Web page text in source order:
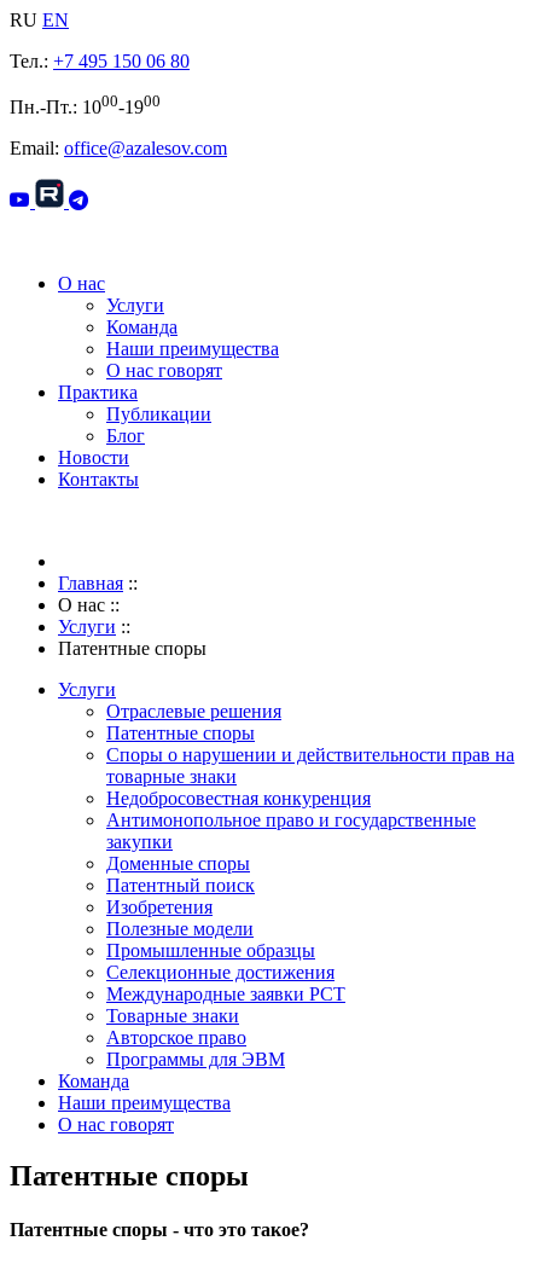
RU EN
Тел.: +7 495 150 06 80
Пн.-Пт.: 1000-1900
Email: office@azalesov.com
О нас
Услуги
Команда
Наши преимущества
О нас говорят
Практика
Публикации
Блог
Новости
Контакты
Главная ::
О нас ::
Услуги ::
Патентные споры
Услуги
Отраслевые решения
Патентные споры
Споры о нарушении и действительности прав на
товарные знаки
Недобросовестная конкуренция
Антимонопольное право и государственные
закупки
Доменные споры
Патентный поиск
Изобретения
Полезные модели
Промышленные образцы
Селекционные достижения
Международные заявки PCT
Товарные знаки
Авторское право
Программы для ЭВМ
Команда
Наши преимущества
О нас говорят
Патентные споры
Патентные споры - что это такое?